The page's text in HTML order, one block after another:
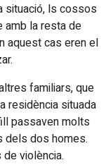
situació, ls cossos
amb la resta de
aquest cas eren el
familiars, que
residència situada
passaven molts
dels dos homes.
violència.